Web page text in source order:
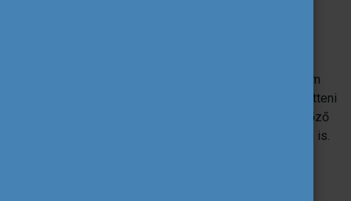
Elisava-ról pont abban az időszakban, amikor elkezdtem
egyetemet keresni erre a félévre. Lelkesen mesélt az itteni
oktatásról, így utánanéztem az egyetemnek és meggyőző
volt minden, amit láttam social median és a honlapjukon is.